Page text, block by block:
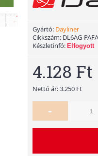
Gyártó: Dayliner
Cikkszám: DL6AG-
Készletinfó: Elfogyott
4.128 Ft
Nettó ár: 3.250 Ft
-